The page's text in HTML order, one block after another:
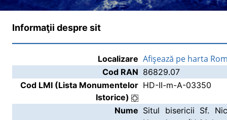
Informaţii despre sit
Localizare Afişează pe harta
Cod RAN 86829.07
Cod LMI (Lista Monumentelor
Istorice)
HD-II-m-A-03350
Nume Situl bisericii Sf.